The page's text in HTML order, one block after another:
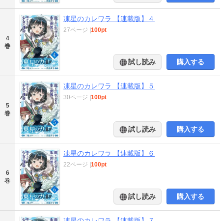
4
巻
凍星のカレワラ 【連載版】４
27ページ |100pt
試し読み 購入する
5
巻
凍星のカレワラ 【連載版】５
30ページ |100pt
試し読み 購入する
6
巻
凍星のカレワラ 【連載版】６
22ページ |100pt
試し読み 購入する